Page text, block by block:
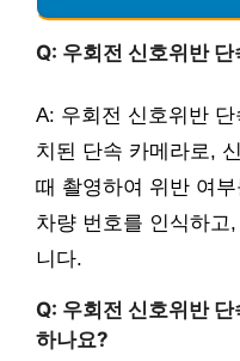
Q: 우회전 신호위반
A: 우회전 신호위반
치된 단속 카메라로,
때 촬영하여 위반 여
차량 번호를 인식하고
니다.
Q: 우회전 신호위반
하나요?